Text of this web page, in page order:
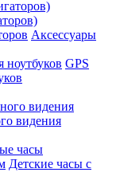
Аксессуары
GPS
видения
часы
Детские часы с